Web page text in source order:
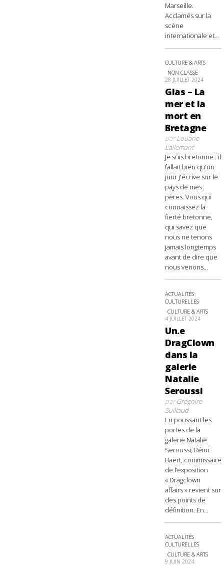
Marseille.
Acclamés sur la
scène
internationale et...
CULTURE & ARTS
NON CLASSÉ
28 JUILLET 2024
Glas – La
mer et la
mort en
Bretagne
parLouane
Lallemant
Je suis bretonne : il
fallait bien qu'un
jour j'écrive sur le
pays de mes
pères. Vous qui
connaissez la
fierté bretonne,
qui savez que
nous ne tenons
jamais longtemps
avant de dire que
nous venons...
ACTUALITÉS
CULTURELLES
CULTURE & ARTS
4 JUILLET 2024
Un.e
DragClown
dans la
galerie
Natalie
Seroussi
parGrégoire
Suillaud
En poussant les
portes de la
galerie Natalie
Seroussi, Rémi
Baert, commissaire
de l’exposition
« Dragclown
affairs » revient sur
des points de
définition. En...
ACTUALITÉS
CULTURELLES
CULTURE & ARTS
9 JUIN 2024